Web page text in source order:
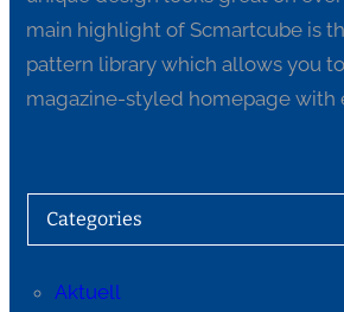
main highlight of Scmartcube is
pattern library which allows you
magazine-styled homepage with
Categories
Aktuell